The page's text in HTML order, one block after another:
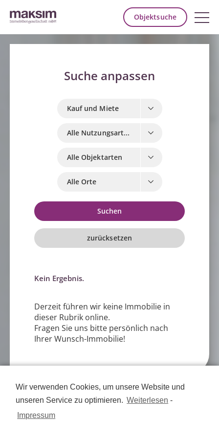
Wir verwenden Cookies, um unsere Website und
unseren Service zu optimieren. Weiterlesen -
Impressum
Objektsuche
Kauf und Miete
Alle Nutzungsarten
Alle Objektarten
Alle Orte
Suchen
zurücksetzen
Kein Ergebnis.
Derzeit führen wir keine Immobilie in
dieser Rubrik online.
Fragen Sie uns bitte persönlich nach
Ihrer Wunsch-Immobilie!
Nehmen Sie Kontakt auf